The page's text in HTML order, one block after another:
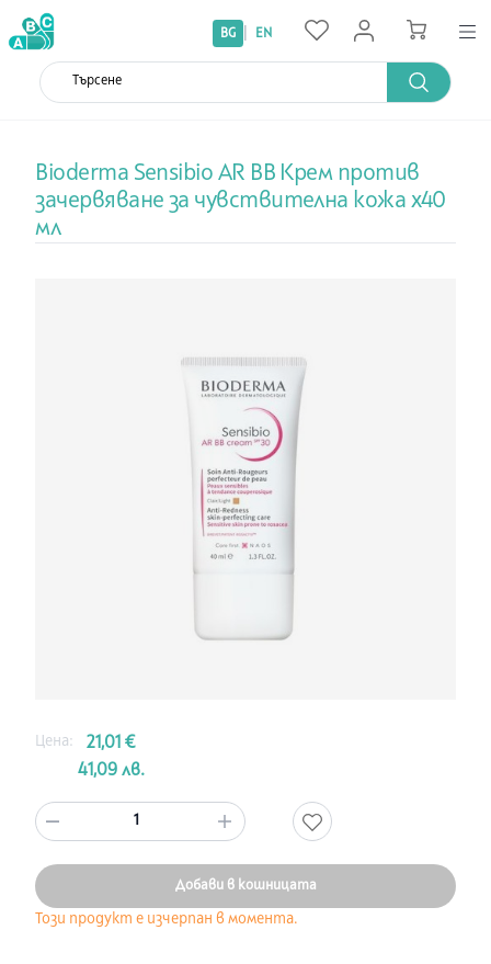
BG EN
Bioderma Sensibio AR BB Крем против
зачервяване за чувствителна кожа х40
мл
Цена:
21,01 €
41,09 лв.
1
Добави в кошницата
Този продукт е изчерпан в момента.